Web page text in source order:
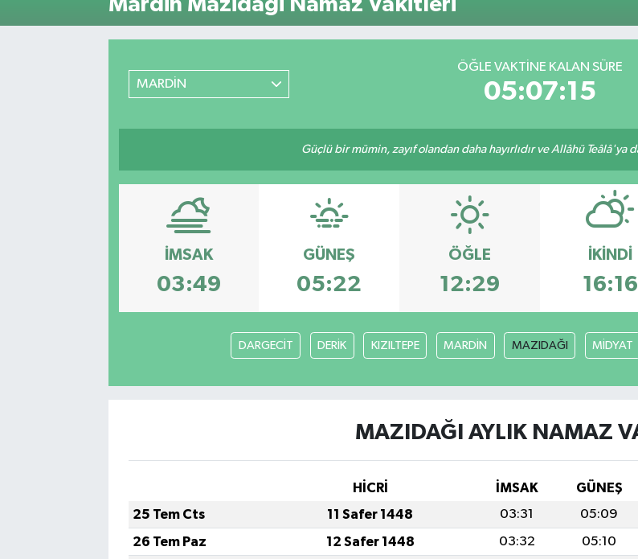
Mardin Mazidaği Namaz Vakitleri
MARDİN
ÖĞLE VAKTINE KALAN SÜRE
05:07:14
Güçlü bir mümin, zayıf olandan daha hayırlıdır ve Allâhü Teâlâ'ya
İMSAK
03:49
GÜNEŞ
05:22
ÖĞLE
12:29
İKINDI
16:16
DARGECİT DERİK KIZILTEPE MARDİN MAZIDAĞI MİDYAT
MAZIDAĞI AYLIK NAMAZ
HİCRİ İMSAK GÜNEŞ
25 Tem Cts
11 Safer 1448 03:31 05:09
26 Tem Paz
12 Safer 1448 03:32 05:10
ÖZEL HABER
RÖPORTAJLAR